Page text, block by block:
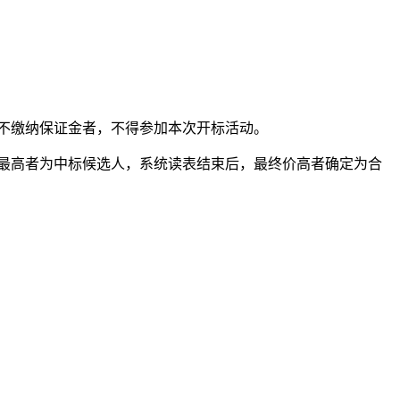
纳保证金者，不得参加本次开标活动。
者为中标候选人，系统读表结束后，最终价高者确定为合